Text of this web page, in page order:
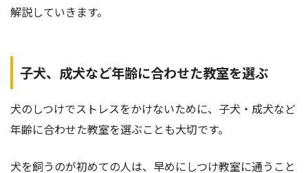
解説していきます。
子犬、成犬など年齢に合わせた教室を選ぶ
犬のしつけでストレスをかけないために、子犬・成犬など
年齢に合わせた教室を選ぶことも大切です。
犬を飼うのが初めての人は、早めにしつけ教室に通うこと